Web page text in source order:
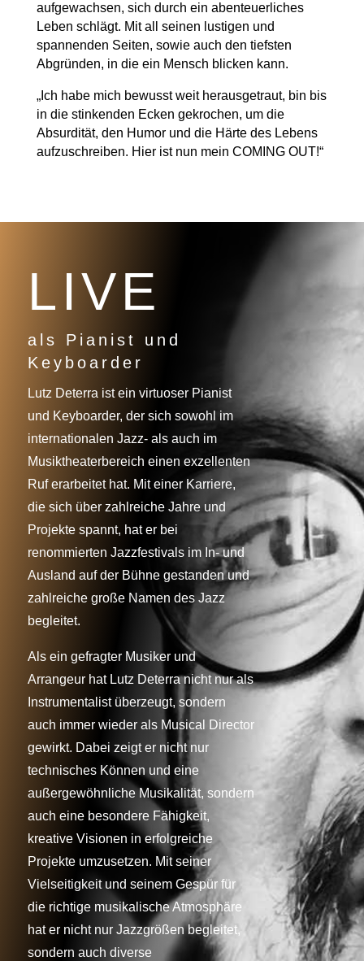
aufgewachsen, sich durch ein abenteuerliches
Leben schlägt. Mit all seinen lustigen und
spannenden Seiten, sowie auch den tiefsten
Abgründen, in die ein Mensch blicken kann.
„Ich habe mich bewusst weit herausgetraut, bin bis
in die stinkenden Ecken gekrochen, um die
Absurdität, den Humor und die Härte des Lebens
aufzuschreiben. Hier ist nun mein COMING OUT!“
LIVE
als Pianist und
Keyboarder
Lutz Deterra ist ein virtuoser Pianist
und Keyboarder, der sich sowohl im
internationalen Jazz- als auch im
Musiktheaterbereich einen exzellenten
Ruf erarbeitet hat. Mit einer Karriere,
die sich über zahlreiche Jahre und
Projekte spannt, hat er bei
renommierten Jazzfestivals im In- und
Ausland auf der Bühne gestanden und
zahlreiche große Namen des Jazz
begleitet.
Als ein gefragter Musiker und
Arrangeur hat Lutz Deterra nicht nur als
Instrumentalist überzeugt, sondern
auch immer wieder als Musical Director
gewirkt. Dabei zeigt er nicht nur
technisches Können und eine
außergewöhnliche Musikalität, sondern
auch eine besondere Fähigkeit,
kreative Visionen in erfolgreiche
Projekte umzusetzen. Mit seiner
Vielseitigkeit und seinem Gespür für
die richtige musikalische Atmosphäre
hat er nicht nur Jazzgrößen begleitet,
sondern auch diverse